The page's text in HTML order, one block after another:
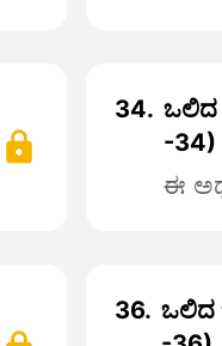
34. ಒಲಿದ
-34)
ಈ
36. ಒಲಿದ